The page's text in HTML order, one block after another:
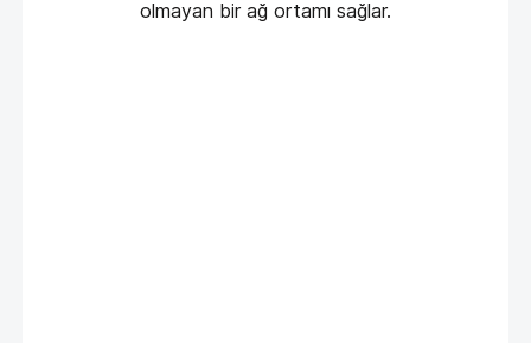
olmayan bir ağ ortamı sağlar.